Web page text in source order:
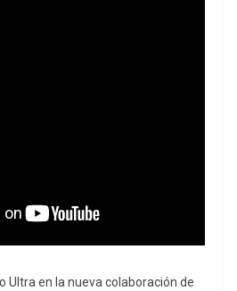
Ultra en la nueva colaboración de